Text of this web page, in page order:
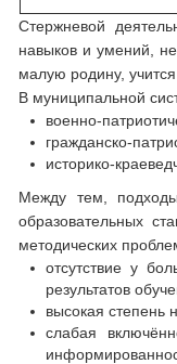
Стержневой
навыков и умений,
малую родину,
В муниципальной
военно-
гражданско-
историко-
Между тем, подходы
образовательных
методических
отсутствие у
результатов
высокая степень
слабая